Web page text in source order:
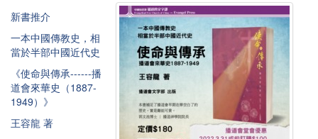
新書推介
一本中國傳教史，相
當於半部中國近代史
《使命與傳承------播
道會來華史（1887-
1949）》
王容龍 著